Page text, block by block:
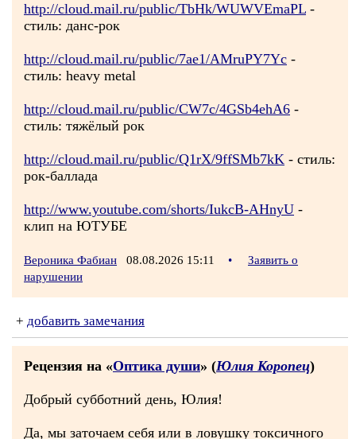
http://cloud.mail.ru/public/TbHk/WUWVEmaPL -
стиль: данс-рок
http://cloud.mail.ru/public/7ae1/AMruPY7Yc -
стиль: heavy metal
http://cloud.mail.ru/public/CW7c/4GSb4ehA6 -
стиль: тяжёлый рок
http://cloud.mail.ru/public/Q1rX/9ffSMb7kK - стиль:
рок-баллада
http://www.youtube.com/shorts/IukcB-AHnyU -
клип на ЮТУБЕ
Вероника Фабиан 08.08.2026 15:11 •
Заявить о
нарушении
+ добавить замечания
Рецензия на «Оптика души» (Юлия Коропец)
Добрый субботний день, Юлия!
Да, мы заточаем себя или в ловушку токсичного